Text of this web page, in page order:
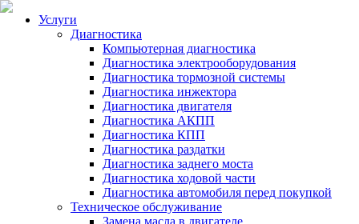
Услуги
Диагностика
Компьютерная диагностика
Диагностика электрооборудования
Диагностика тормозной системы
Диагностика инжектора
Диагностика двигателя
Диагностика АКПП
Диагностика КПП
Диагностика раздатки
Диагностика заднего моста
Диагностика ходовой части
Диагностика автомобиля перед покупкой
Техническое обслуживание
Замена масла в двигателе